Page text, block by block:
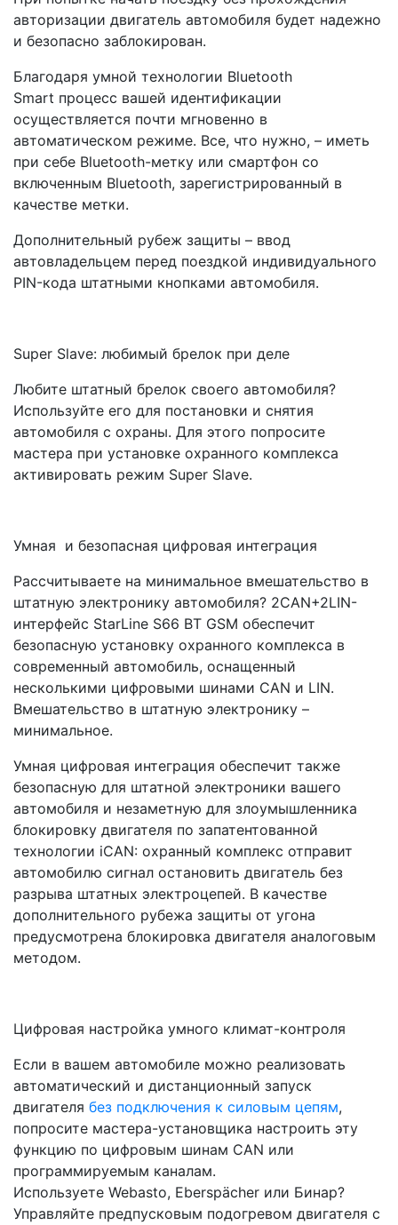
авторизации двигатель автомобиля будет надежно
и безопасно заблокирован.
Благодаря умной технологии Bluetooth
Smart процесс вашей идентификации
осуществляется почти мгновенно в
автоматическом режиме. Все, что нужно, – иметь
при себе Bluetooth-метку или смартфон со
включенным Bluetooth, зарегистрированный в
качестве метки.
Дополнительный рубеж защиты – ввод
автовладельцем перед поездкой индивидуального
PIN-кода штатными кнопками автомобиля.
Super Slave: любимый брелок при деле
Любите штатный брелок своего автомобиля?
Используйте его для постановки и снятия
автомобиля с охраны. Для этого попросите
мастера при установке охранного комплекса
активировать режим Super Slave.
Умная и безопасная цифровая интеграция
Рассчитываете на минимальное вмешательство в
штатную электронику автомобиля? 2CAN+2LIN-
интерфейс StarLine S66 BT GSM обеспечит
безопасную установку охранного комплекса в
современный автомобиль, оснащенный
несколькими цифровыми шинами CAN и LIN.
Вмешательство в штатную электронику –
минимальное.
Умная цифровая интеграция обеспечит также
безопасную для штатной электроники вашего
автомобиля и незаметную для злоумышленника
блокировку двигателя по запатентованной
технологии iCAN: охранный комплекс отправит
автомобилю сигнал остановить двигатель без
разрыва штатных электроцепей. В качестве
дополнительного рубежа защиты от угона
предусмотрена блокировка двигателя аналоговым
методом.
Цифровая настройка умного климат-контроля
Если в вашем автомобиле можно реализовать
автоматический и дистанционный запуск
двигателя без подключения к силовым цепям,
попросите мастера-установщика настроить эту
функцию по цифровым шинам CAN или
программируемым каналам.
Используете Webasto, Eberspächer или Бинар?
Управляйте предпусковым подогревом двигателя с